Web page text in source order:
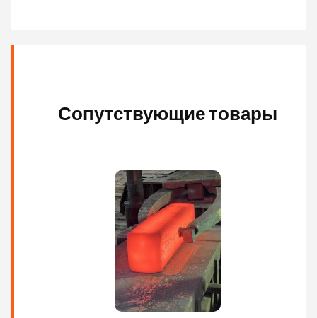
Сопутствующие товары